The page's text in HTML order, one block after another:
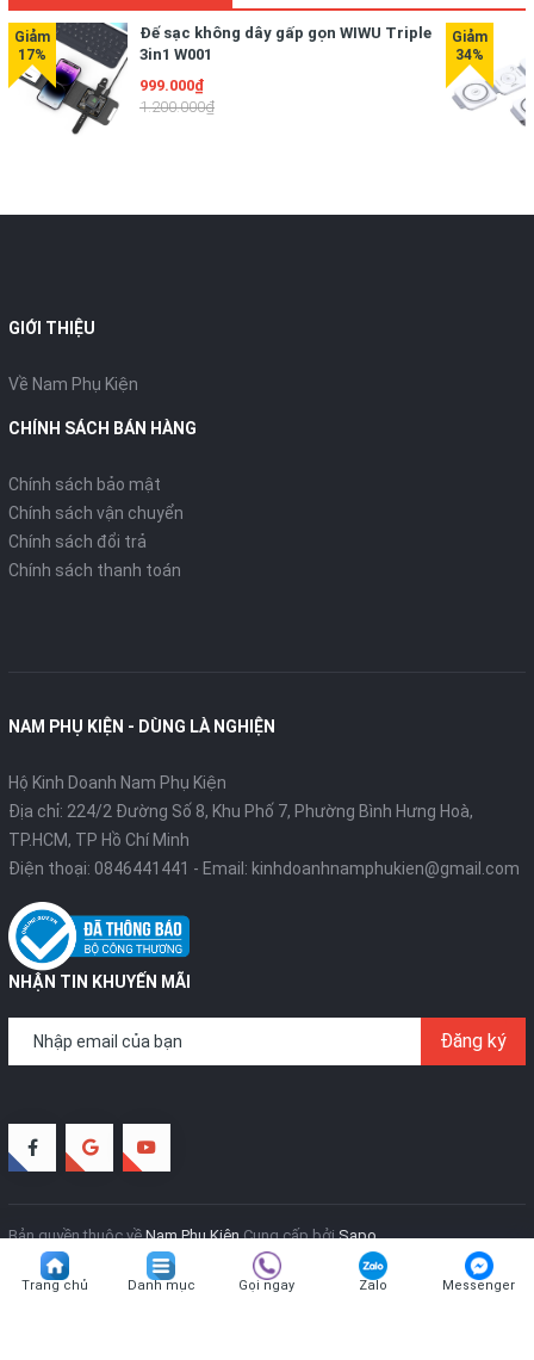
Đế sạc không dây gấp gọn WIWU Triple
3in1 W001
999.000₫
1.200.000₫
GIỚI THIỆU
Về Nam Phụ Kiện
CHÍNH SÁCH BÁN HÀNG
Chính sách bảo mật
Chính sách vận chuyển
Chính sách đổi trả
Chính sách thanh toán
NAM PHỤ KIỆN - DÙNG LÀ NGHIỆN
Hộ Kinh Doanh Nam Phụ Kiện
Địa chỉ: 224/2 Đường Số 8, Khu Phố 7, Phường Bình Hưng Hoà,
TP.HCM, TP Hồ Chí Minh
Điện thoại: 0846441441 - Email: kinhdoanhnamphukien@gmail.com
NHẬN TIN KHUYẾN MÃI
Đăng ký
Bản quyền thuộc vềNam Phụ Kiện Cung cấp bởiSapo
Trang chủ Danh mục Gọi ngay Zalo Messenger